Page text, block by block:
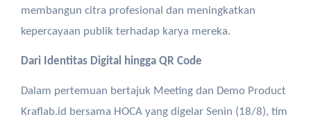
membangun citra profesional dan meningkatkan
kepercayaan publik terhadap karya mereka.
Dari Identitas Digital hingga QR Code
Dalam pertemuan bertajukMeeting dan Demo Product
Kraflab.id bersama HOCA yang digelar Senin (18/8), tim